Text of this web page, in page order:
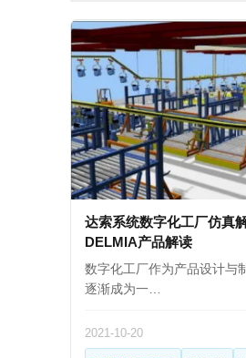
达索系统数字化工厂仿真
DELMIA产品解读
数字化工厂作为产品设计与
逐渐成为一…
2021-10-20